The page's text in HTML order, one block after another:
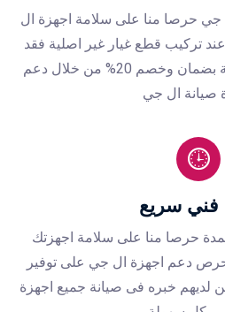
جي حرصا منا على سلامة اجهزة ال
تركيب قطع غيار غير اصلية فقد
قمنا بتوفير قطع غيار اصلية بضمان وخصم 20% من خلال دعم
صيانة ال جي
سريع
حرصا منا على سلامة اجهزتك
دعم اجهزة ال جي على توفير
لديهم خبره فى صيانة جميع اجهزة